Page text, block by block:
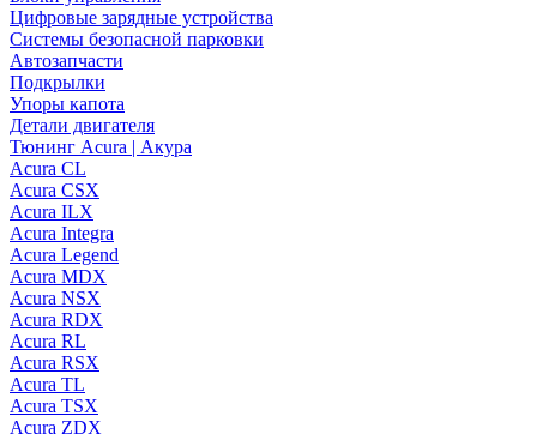
Цифровые зарядные устройства
Системы безопасной парковки
Автозапчасти
Подкрылки
Упоры капота
Детали двигателя
Тюнинг Acura | Акура
Acura CL
Acura CSX
Acura ILX
Acura Integra
Acura Legend
Acura MDX
Acura NSX
Acura RDX
Acura RL
Acura RSX
Acura TL
Acura TSX
Acura ZDX